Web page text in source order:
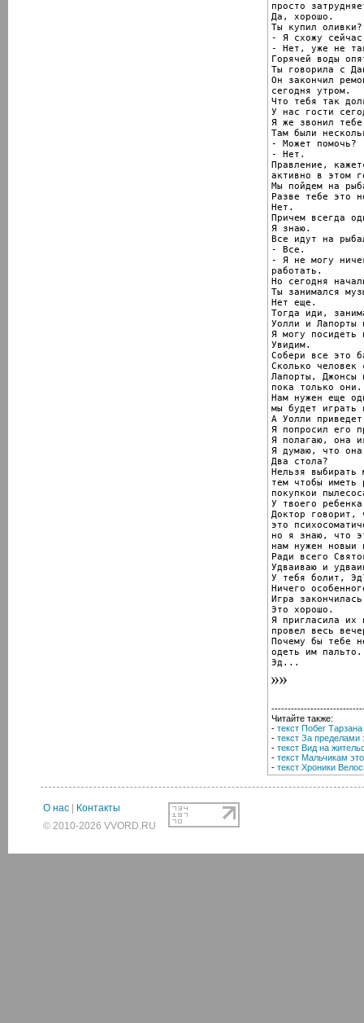
просто
Да, хорошо.
Ты купил оливки?
- Я схожу
- Нет, уже не
Горячей воды
Ты говорила с
Он закончил
сегодня утром.
Что тебя так
У нас гости
Я же звонил
Там были
- Может помочь?
- Нет.
Правление,
активно в этом
Мы пойдем на
Разве тебе это
Нет.
Причем всегда
Я знаю.
Все идут на
- Все.
- Я не могу
работать.
Но сегодня
Ты занимался
Нет еще.
Тогда иди,
Уолли и Лапорты
Я могу посидеть
Увидим.
Собери все это
Сколько человек
Лапорты, Джонсы
пока только они.
Нам нужен еще
мы будет играть
А Уолли
Я попросил его
Я полагаю, она
Я думаю, что
Два стола?
Нельзя
тем чтобы иметь
покупкои
У твоего
Доктор говорит,
это
но я знаю, что
нам нужен новыи
Ради всего
Удваиваю и
У тебя болит,
Ничего
Игра
Это хорошо.
Я пригласила
провел весь
Почему бы тебе
одеть им
Эд...
Читайте также:
- текст Побег Тарзана
- текст За пределами
- текст Вид на
- текст Мальчикам
- текст Хроники
О нас
Контакты
© 2010-2026 VVORD.RU